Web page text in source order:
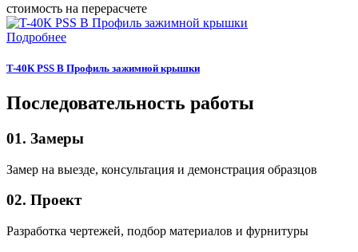
cтоимость на перерасчете
Подробнее
T-40К PSS B Профиль зажимной крышки
Последовательность работы
01. Замеры
Замер на выезде, консультация и демонстрация образцов
02. Проект
Разработка чертежей, подбор материалов и фурнитуры